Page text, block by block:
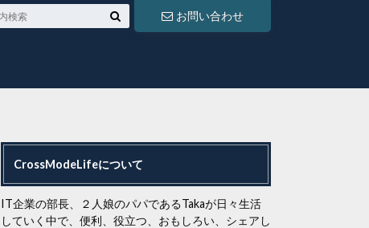
お問い合わせ
CrossModeLifeについて
IT企業の部長、２人娘のパパであるTakaが日々生活
していく中で、便利、役立つ、おもしろい、シェアし